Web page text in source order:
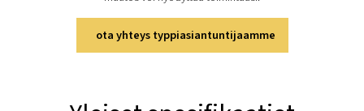
Tutustu PMNG 1-3:n